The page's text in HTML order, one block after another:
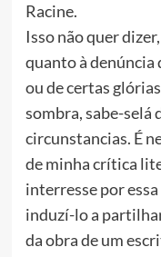
Racine.
Isso não quer
quanto à denúncia
ou de certas
sombra, sabe-selá
circunstancias. É
de minha crítica
interresse por
induzí-lo a
da obra de um